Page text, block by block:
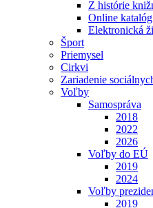
Z histórie
Online
Elektronická
Šport
Priemysel
Cirkvi
Zariadenie
Voľby
Samospráva
2018
2022
2026
Voľby do EÚ
2019
2024
Voľby
2019